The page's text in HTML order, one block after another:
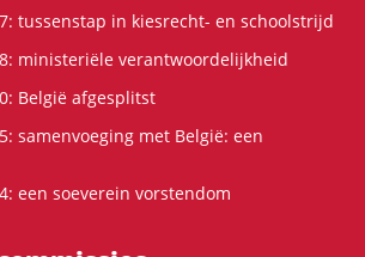
tussenstap in kiesrecht- en schoolstrijd
ministeriële verantwoordelijkheid
België afgesplitst
samenvoeging met België: een
een soeverein vorstendom